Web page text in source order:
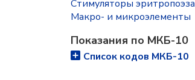
Стимуляторы эритропоэза
Макро- и микроэлементы
Показания по МКБ-10
Список кодов МКБ-10